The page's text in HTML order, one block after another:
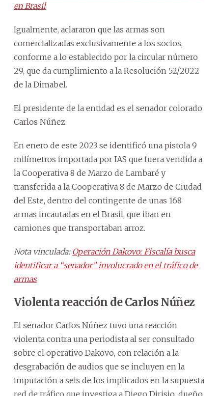
en Brasil
Igualmente, aclararon que las armas son
comercializadas exclusivamente a los socios,
conforme a lo establecido por la circular número
29, que da cumplimiento a la Resolución 52/2022
de la Dimabel.
El presidente de la entidad es el senador colorado
Carlos Núñez.
En enero de este 2023 se identificó una pistola 9
milímetros importada por IAS que fuera vendida a
la Cooperativa 8 de Marzo de Lambaré y
transferida a la Cooperativa 8 de Marzo de Ciudad
del Este, dentro del contingente de unas 168
armas incautadas en el Brasil, que iban en
camiones que transportaban arroz.
Nota vinculada: Operación Dakovo: Fiscalía busca
identificar a “senador” involucrado en el tráfico de
armas
Violenta reacción de Carlos Núñez
El senador Carlos Núñez tuvo una reacción
violenta contra una periodista al ser consultado
sobre el operativo Dakovo, con relación a la
desgrabación de audios que se incluyen en la
imputación a seis de los implicados en la supuesta
red de tráfico que investiga a Diego Dirisio, dueño